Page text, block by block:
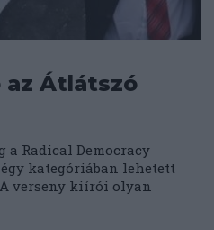
az Átlátszó
a Radical Democracy
kategóriában lehetett
verseny kiírói olyan